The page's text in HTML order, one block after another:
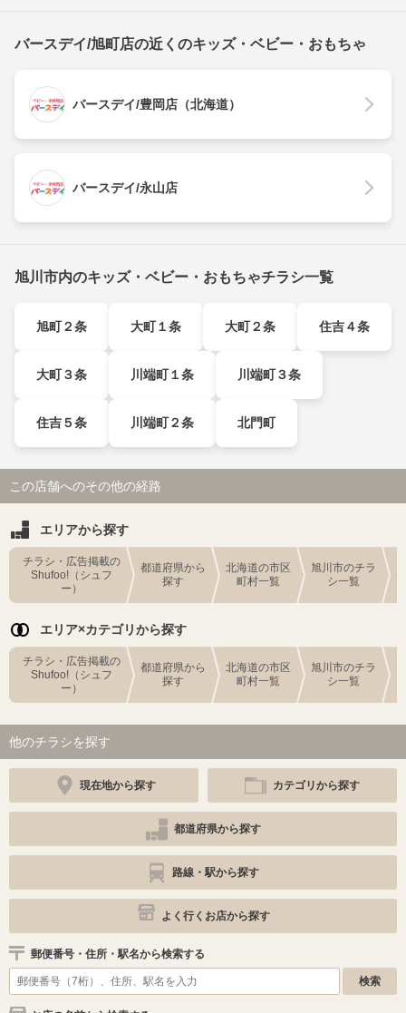
バースデイ/旭町店の近くのキッズ・ベビー・おもちゃ
バースデイ/豊岡店（北海道）
バースデイ/永山店
旭川市内のキッズ・ベビー・おもちゃチラシ一覧
旭町２条 大町１条 大町２条 住吉４条
大町３条 川端町１条 川端町３条
住吉５条 川端町２条 北門町
この店舗へのその他の経路
エリアから探す
チラシ・広告掲載の
Shufoo!（シュフ
ー）
都道府県から
探す
北海道の市区
町村一覧
旭川市のチラ
シ一覧
エリア×カテゴリから探す
チラシ・広告掲載の
Shufoo!（シュフ
ー）
都道府県から
探す
北海道の市区
町村一覧
旭川市のチラ
シ一覧
他のチラシを探す
現在地から探す カテゴリから探す
都道府県から探す
路線・駅から探す
よく行くお店から探す
郵便番号・住所・駅名から検索する